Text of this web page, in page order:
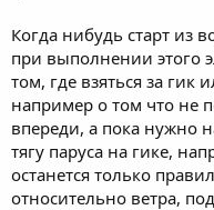
Когда нибудь старт из
при выполнении этого
том, где взяться за гик
например о том что не
впереди, а пока нужно
тягу паруса на гике,
останется только
относительно ветра,